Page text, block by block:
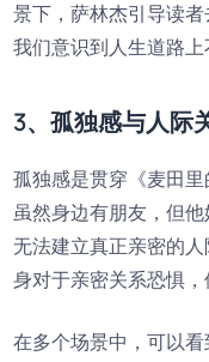
景下，萨林杰引导读
我们意识到人生道路上
3、孤独感与人际
孤独感是贯穿《麦田
虽然身边有朋友，但
无法建立真正亲密的
身对于亲密关系恐惧，
在多个场景中，可以